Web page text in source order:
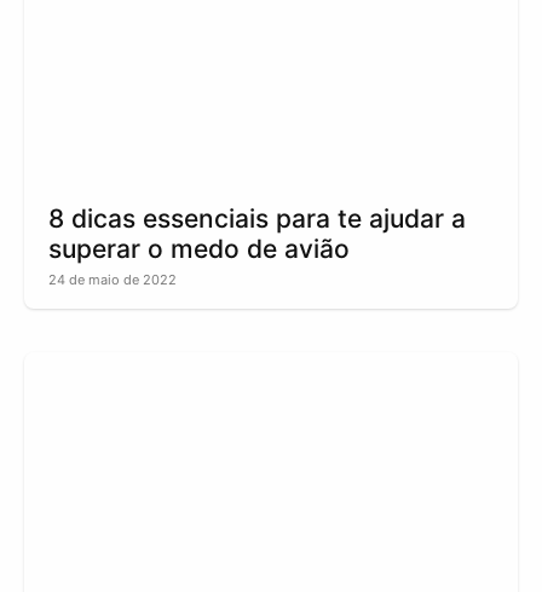
8 dicas essenciais para te ajudar a
superar o medo de avião
24 de maio de 2022